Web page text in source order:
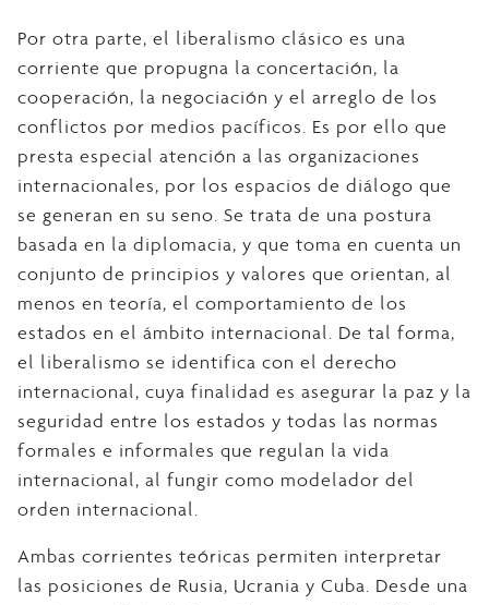
Por otra parte, el liberalismo clásico es una
corriente que propugna la concertación, la
cooperación, la negociación y el arreglo de los
conflictos por medios pacíficos. Es por ello que
presta especial atención a las organizaciones
internacionales, por los espacios de diálogo que
se generan en su seno. Se trata de una postura
basada en la diplomacia, y que toma en cuenta un
conjunto de principios y valores que orientan, al
menos en teoría, el comportamiento de los
estados en el ámbito internacional. De tal forma,
el liberalismo se identifica con el derecho
internacional, cuya finalidad es asegurar la paz y la
seguridad entre los estados y todas las normas
formales e informales que regulan la vida
internacional, al fungir como modelador del
orden internacional.
Ambas corrientes teóricas permiten interpretar
las posiciones de Rusia, Ucrania y Cuba. Desde una